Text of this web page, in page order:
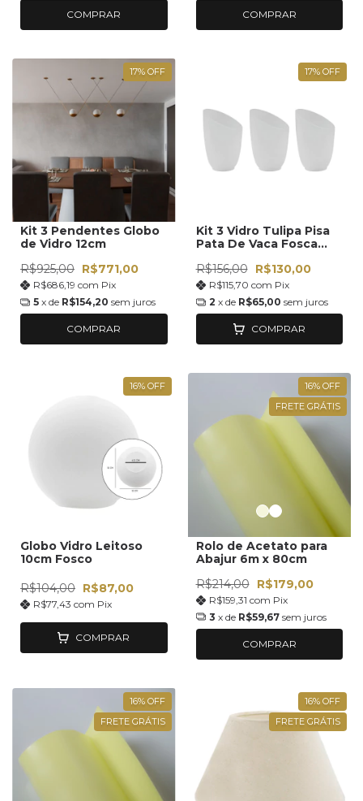
COMPRAR COMPRAR
17% OFF
Kit 3 Pendentes Globo
de Vidro 12cm
R$925,00 R$771,00
R$686,19 com Pix
5 x de R$154,20 sem juros
COMPRAR
17% OFF
Kit 3 Vidro Tulipa Pisa
Pata De Vaca Fosca
R$156,00 R$130,00
R$115,70 com Pix
2 x de R$65,00 sem juros
COMPRAR
16% OFF
Globo Vidro Leitoso
10cm Fosco
R$104,00 R$87,00
R$77,43 com Pix
COMPRAR
16% OFF
FRETE GRÁTIS
Rolo de Acetato para
Abajur 6m x 80cm
R$214,00 R$179,00
R$159,31 com Pix
3 x de R$59,67 sem juros
COMPRAR
16% OFF
FRETE GRÁTIS
16% OFF
FRETE GRÁTIS